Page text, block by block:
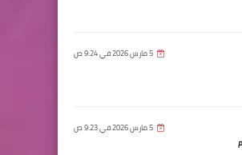
5 مارس 2026 في 9:24 ص
5 مارس 2026 في 9:23 ص